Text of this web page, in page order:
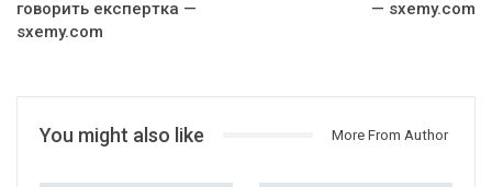
говорить експертка —
sxemy.com
— sxemy.com
You might also like More From Author